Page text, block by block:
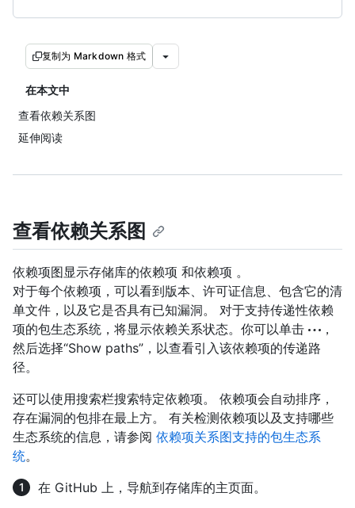
复制为 Markdown 格式
在本文中
查看依赖关系图
延伸阅读
查看依赖关系图
依赖项图显示存储库的依赖项 和依赖项 。
对于每个依赖项，可以看到版本、许可证信息、包含它的清
单文件，以及它是否具有已知漏洞。 对于支持传递性依赖
项的包生态系统，将显示依赖关系状态。你可以单击
，
然后选择“Show paths”，以查看引入该依赖项的传递路
径。
还可以使用搜索栏搜索特定依赖项。 依赖项会自动排序，
存在漏洞的包排在最上方。 有关检测依赖项以及支持哪些
生态系统的信息，请参阅 依赖项关系图支持的包生态系
统。
在 GitHub 上，导航到存储库的主页面。